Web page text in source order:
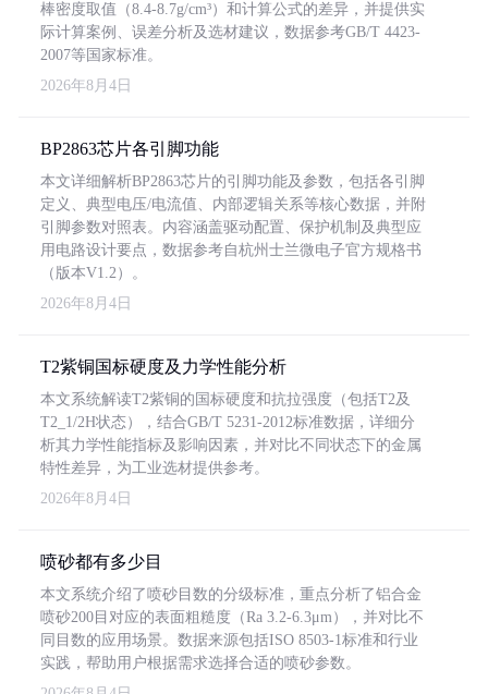
棒密度取值（8.4-8.7g/cm³）和计算公式的差异，并提供实
际计算案例、误差分析及选材建议，数据参考GB/T 4423-
2007等国家标准。
2026年8月4日
BP2863芯片各引脚功能
本文详细解析BP2863芯片的引脚功能及参数，包括各引脚
定义、典型电压/电流值、内部逻辑关系等核心数据，并附
引脚参数对照表。内容涵盖驱动配置、保护机制及典型应
用电路设计要点，数据参考自杭州士兰微电子官方规格书
（版本V1.2）。
2026年8月4日
T2紫铜国标硬度及力学性能分析
本文系统解读T2紫铜的国标硬度和抗拉强度（包括T2及
T2_1/2H状态），结合GB/T 5231-2012标准数据，详细分
析其力学性能指标及影响因素，并对比不同状态下的金属
特性差异，为工业选材提供参考。
2026年8月4日
喷砂都有多少目
本文系统介绍了喷砂目数的分级标准，重点分析了铝合金
喷砂200目对应的表面粗糙度（Ra 3.2-6.3μm），并对比不
同目数的应用场景。数据来源包括ISO 8503-1标准和行业
实践，帮助用户根据需求选择合适的喷砂参数。